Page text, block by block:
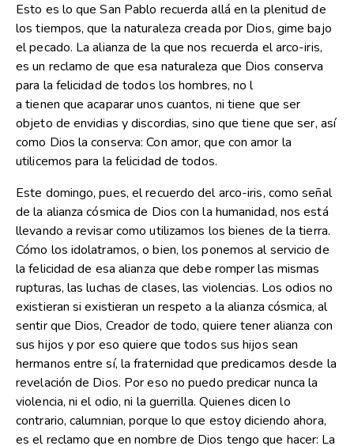
Esto es lo que San Pablo recuerda allá en la plenitud de
los tiempos, que la naturaleza creada por Dios, gime bajo
el pecado. La alianza de la que nos recuerda el arco-iris,
es un reclamo de que esa naturaleza que Dios conserva
para la felicidad de todos los hombres, no l
a tienen que acaparar unos cuantos, ni tiene que ser
objeto de envidias y discordias, sino que tiene que ser, así
como Dios la conserva: Con amor, que con amor la
utilicemos para la felicidad de todos.
Este domingo, pues, el recuerdo del arco-iris, como señal
de la alianza cósmica de Dios con la humanidad, nos está
llevando a revisar como utilizamos los bienes de la tierra.
Cómo los idolatramos, o bien, los ponemos al servicio de
la felicidad de esa alianza que debe romper las mismas
rupturas, las luchas de clases, las violencias. Los odios no
existieran si existieran un respeto a la alianza cósmica, al
sentir que Dios, Creador de todo, quiere tener alianza con
sus hijos y por eso quiere que todos sus hijos sean
hermanos entre sí, la fraternidad que predicamos desde la
revelación de Dios. Por eso no puedo predicar nunca la
violencia, ni el odio, ni la guerrilla. Quienes dicen lo
contrario, calumnian, porque lo que estoy diciendo ahora,
es el reclamo que en nombre de Dios tengo que hacer: La